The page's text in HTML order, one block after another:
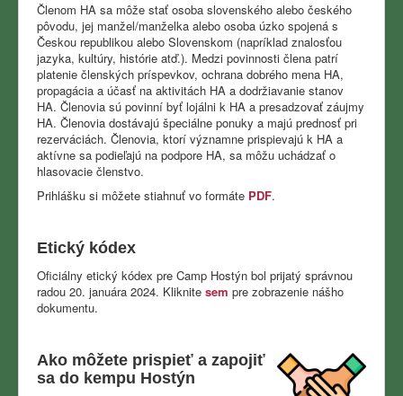
Členom HA sa môže stať osoba slovenského alebo českého
pôvodu, jej manžel/manželka alebo osoba úzko spojená s
Českou republikou alebo Slovenskom (napríklad znalosťou
jazyka, kultúry, histórie atď.). Medzi povinnosti člena patrí
platenie členských príspevkov, ochrana dobrého mena HA,
propagácia a účasť na aktivitách HA a dodržiavanie stanov
HA. Členovia sú povinní byť lojálni k HA a presadzovať záujmy
HA. Členovia dostávajú špeciálne ponuky a majú prednosť pri
rezerváciách. Členovia, ktorí významne prispievajú k HA a
aktívne sa podieľajú na podpore HA, sa môžu uchádzať o
hlasovacie členstvo.
Prihlášku si môžete stiahnuť vo formáte PDF.
Etický kódex
Oficiálny etický kódex pre Camp Hostýn bol prijatý správnou
radou 20. januára 2024. Kliknite sem pre zobrazenie nášho
dokumentu.
Ako môžete prispieť a zapojiť
sa do kempu Hostýn